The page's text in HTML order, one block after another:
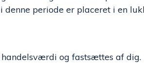
denne periode er placeret i en
handelsværdi og fastsættes af